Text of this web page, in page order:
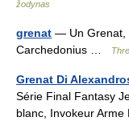
žodynas
grenat — Un Grenat,
Carchedonius …
Grenat Di
Série Final Fantasy
blanc, Invokeur